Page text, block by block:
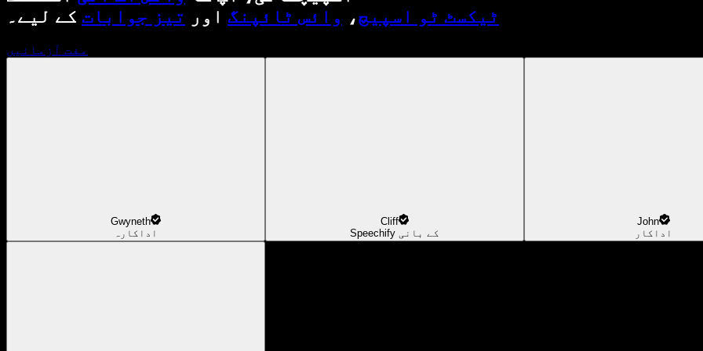
ٹیکسٹ ٹو اسپیچ، وائس ٹائپنگ اور تیز جوابات کے لیے۔
مفت آزمائیں
Gwyneth
اداکارہ
Cliff
Speechify کے بانی
John
اداکار